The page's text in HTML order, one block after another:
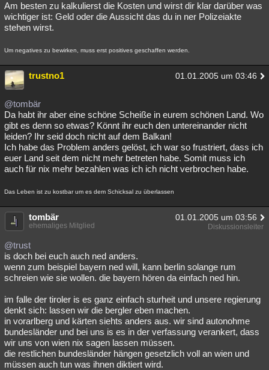
Am besten zu kalkulierst die Kosten und wirst dir klar darüber was
wichtiger ist: Geld oder die Aussicht das du in ner Polizeiakte
stehen wirst.
Um negatives zu bewirken, muss erst positives geschaffen werden.
trustno1 01.01.2005 um 03:46
@tombär
Da habt ihr aber eine schöne Scheiße in eurem schönen Land. Wo
gibt es denn so etwas? Könnt ihr euch den untereinander nicht
leiden? Ihr seid doch nicht auf dem Balkan!
Ich habe das Problem anders gelöst, ich war so frustriert, dass ich
euer Land seit dem nicht mehr betreten habe. Somit muss ich
auch für nix mehr bezahlen was ich ich nicht verbrochen habe.
Das Leben ist zu kostbar um es dem Schicksal zu überlassen
tombär 01.01.2005 um 03:56
ehemaliges Mitglied Diskussionsleiter
@trust
is doch bei euch auch ned anders.
wenn zum beispiel bayern ned will, kann berlin solange rum
schreien wie sie wollen. die bayern hören da einfach ned hin.
im falle der tiroler is es ganz einfach sturheit und unsere regierung
denkt sich: lassen wir die bergler eben machen.
in vorarlberg und kärten siehts anders aus. wir sind autonohme
bundesländer und bei uns is es in der verfassung verankert, dass
wir uns von wien nix sagen lassen müssen.
die restlichen bundesländer hängen gesetzlich voll an wien und
müssen auch tun was ihnen diktiert wird.